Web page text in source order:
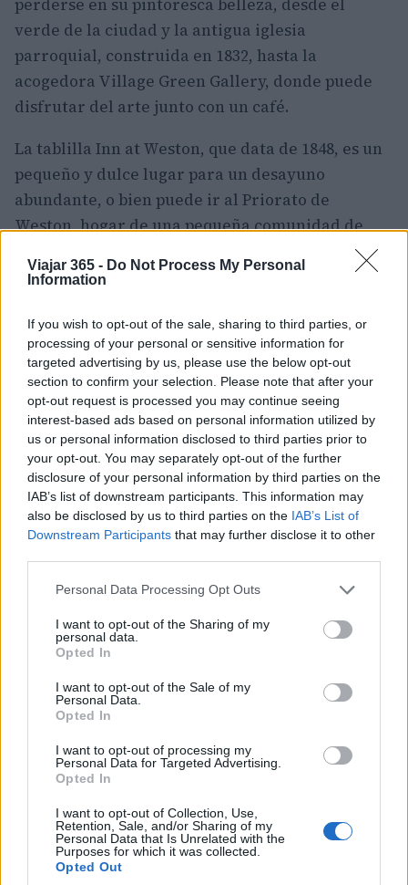
Viajar 365 - Do Not Process My Personal
Information
If you wish to opt-out of the sale, sharing to third parties, or
processing of your personal or sensitive information for
targeted advertising by us, please use the below opt-out
section to confirm your selection. Please note that after your
opt-out request is processed you may continue seeing
interest-based ads based on personal information utilized by
us or personal information disclosed to third parties prior to
your opt-out. You may separately opt-out of the further
disclosure of your personal information by third parties on the
IAB’s list of downstream participants. This information may
also be disclosed by us to third parties on the IAB’s List of
Downstream Participants that may further disclose it to other
Please note that this website/app uses one or more Google
not limited to your visit or usage behaviour. You may click to
grant or deny consent to Google and its third-party tags to
use your data for below specified purposes in below Google
consent section.
Personal Data Processing Opt Outs
I want to opt-out of the Sharing of my
personal data.
Opted In
I want to opt-out of the Sale of my
Personal Data.
Opted In
I want to opt-out of processing my
Personal Data for Targeted Advertising.
Opted In
I want to opt-out of Collection, Use,
Retention, Sale, and/or Sharing of my
Personal Data that Is Unrelated with the
Purposes for which it was collected.
Opted Out
verde de la ciudad y la antigua iglesia
parroquial, construida en 1832, hasta la
acogedora Village Green Gallery, donde puede
disfrutar del arte junto con un café.
La tablilla Inn at Weston, que data de 1848, es un
pequeño y dulce lugar para un desayuno
abundante, o bien puede ir al Priorato de
Weston, hogar de una pequeña comunidad de
servicios para el público en el pequeña capilla.
8. Waitsfield
Waitsfieldestá rodeado de campos verdes
salpicados de antiguas granjas en un valle entre
las Montañas Verdes y las Montañas
Northfield. Una ciudad local amigable, el área se
construyó alrededor de la agricultura y recibe a
muchos visitantes que vienen a la zona para
disfrutar del esquí cercano. Como tal, muchas de
las granjas del siglo XIX se han convertido en
divertidos B & B familiares donde los huéspedes
pueden relajarse entre la belleza de la
naturaleza circundante.
Waitsfield también tiene una fantástica selección
de restaurantes, desde cocina mexicana hasta
comida vegetariana e incluso un restaurante
localmente para acompañar toda esa deliciosa
comida.
7. Shelburne
Shelburne se encuentra a orillas del